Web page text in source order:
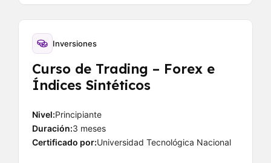
Inversiones
Curso de Trading – Forex e
Índices Sintéticos
Nivel:Principiante
Duración:3 meses
Certificado por:Universidad Tecnológica Nacional